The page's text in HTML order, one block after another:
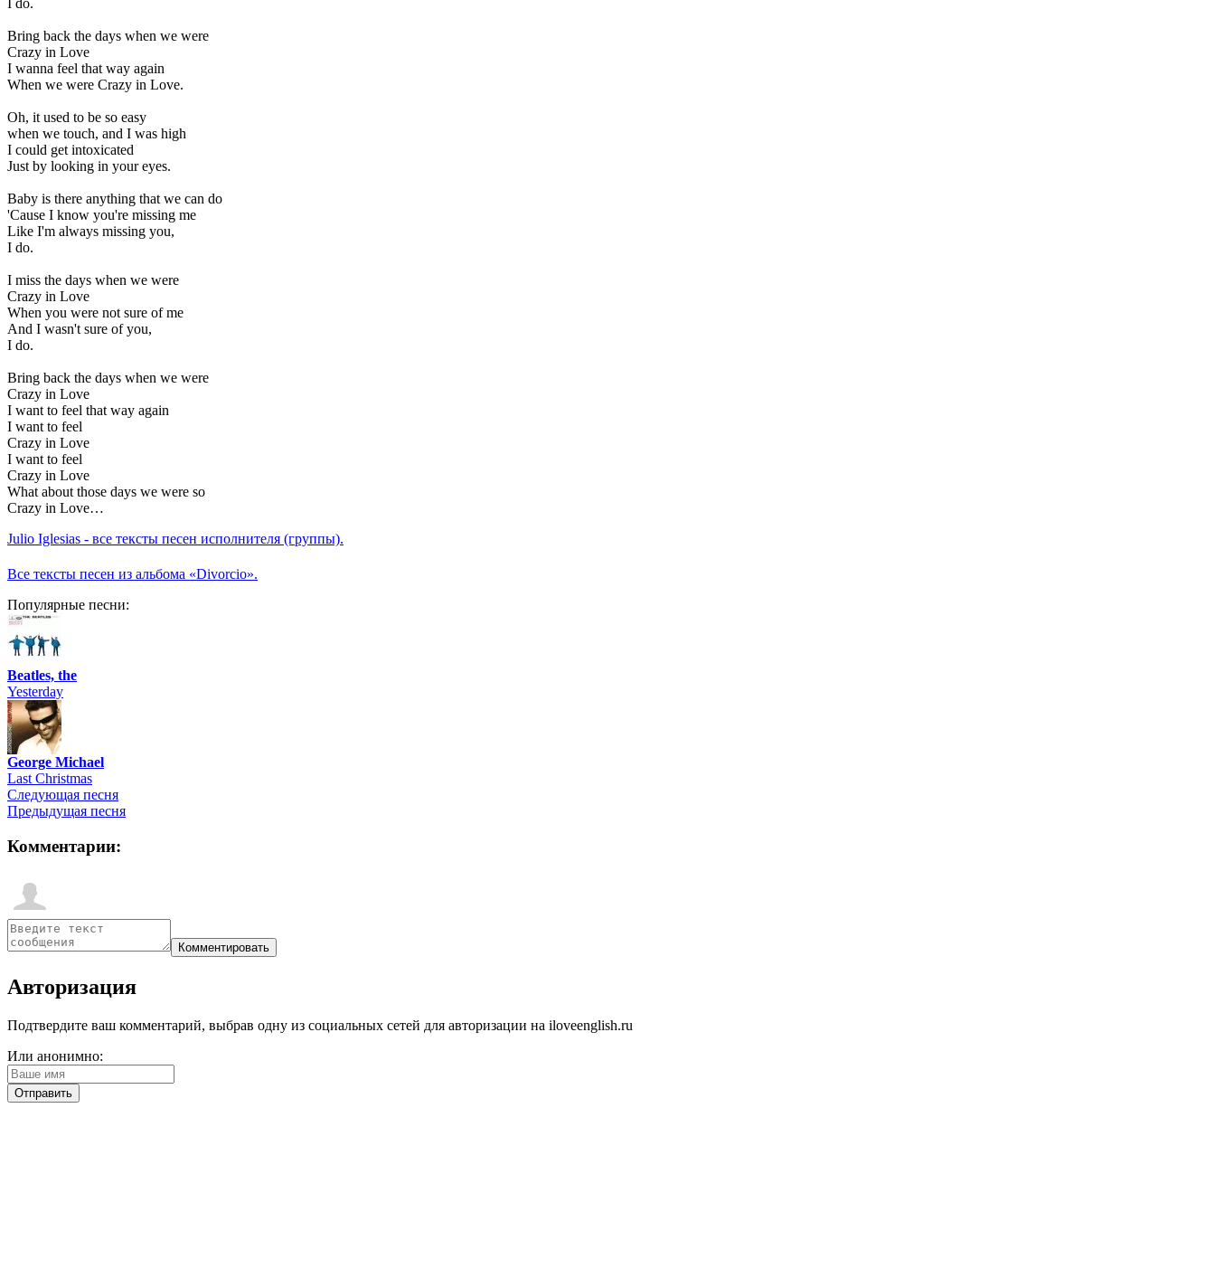
I do.
Bring back the days when we were
Crazy in Love
I wanna feel that way again
When we were Crazy in Love.
Oh, it used to be so easy
when we touch, and I was high
I could get intoxicated
Just by looking in your eyes.
Baby is there anything that we can do
'Cause I know you're missing me
Like I'm always missing you,
I do.
I miss the days when we were
Crazy in Love
When you were not sure of me
And I wasn't sure of you,
I do.
Bring back the days when we were
Crazy in Love
I want to feel that way again
I want to feel
Crazy in Love
I want to feel
Crazy in Love
What about those days we were so
Crazy in Love…
Julio Iglesias - все тексты песен исполнителя (группы).
Все тексты песен из альбома «Divorcio».
Популярные песни:
Beatles, the
Yesterday
George Michael
Last Christmas
Следующая песня
Предыдущая песня
Комментарии:
Авторизация
Подтвердите ваш комментарий, выбрав одну из социальных сетей для авторизации на iloveenglish.ru
Или анонимно: